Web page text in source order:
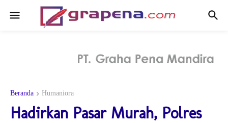
Beranda Humaniora
Hadirkan Pasar Murah, Polres